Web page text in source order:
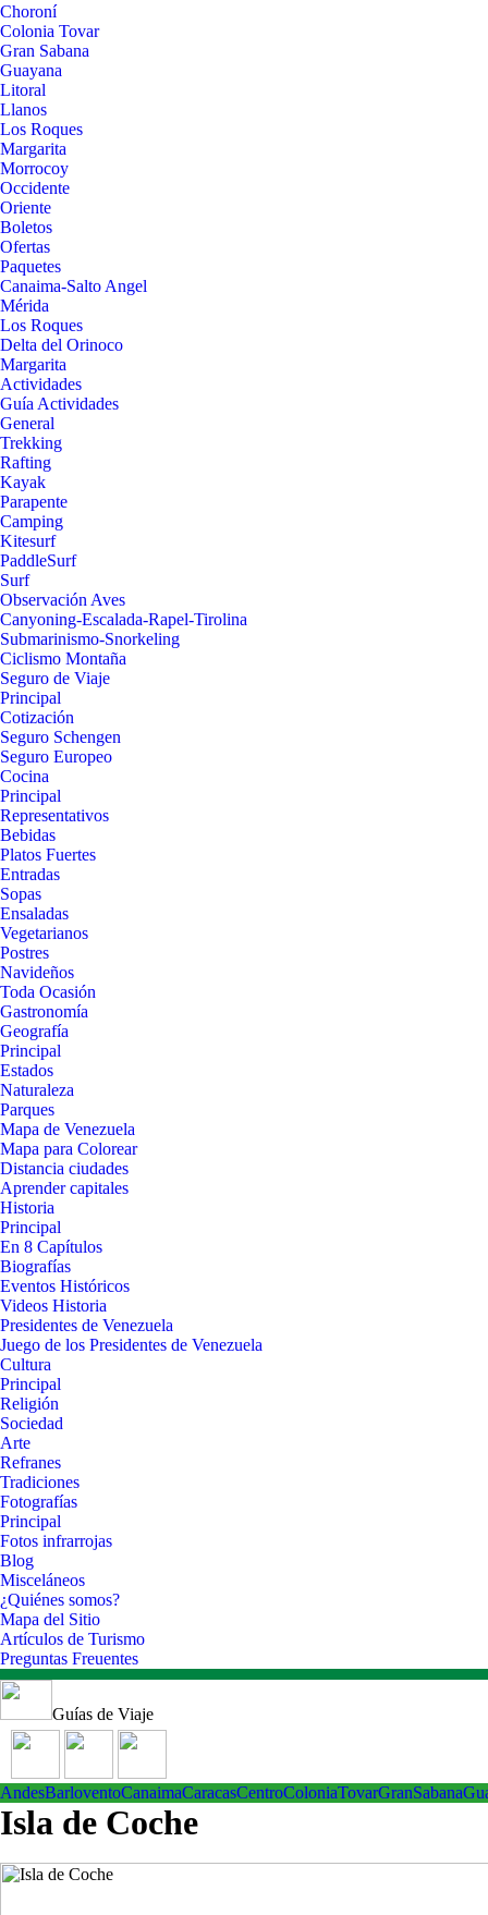
Choroní
Colonia Tovar
Gran Sabana
Guayana
Litoral
Llanos
Los Roques
Margarita
Morrocoy
Occidente
Oriente
Boletos
Ofertas
Paquetes
Canaima-Salto Angel
Mérida
Los Roques
Delta del Orinoco
Margarita
Actividades
Guía Actividades
General
Trekking
Rafting
Kayak
Parapente
Camping
Kitesurf
PaddleSurf
Surf
Observación Aves
Canyoning-Escalada-Rapel-Tirolina
Submarinismo-Snorkeling
Ciclismo Montaña
Seguro de Viaje
Principal
Cotización
Seguro Schengen
Seguro Europeo
Cocina
Principal
Representativos
Bebidas
Platos Fuertes
Entradas
Sopas
Ensaladas
Vegetarianos
Postres
Navideños
Toda Ocasión
Gastronomía
Geografía
Principal
Estados
Naturaleza
Parques
Mapa de Venezuela
Mapa para Colorear
Distancia ciudades
Aprender capitales
Historia
Principal
En 8 Capítulos
Biografías
Eventos Históricos
Videos Historia
Presidentes de Venezuela
Juego de los Presidentes de Venezuela
Cultura
Principal
Religión
Sociedad
Arte
Refranes
Tradiciones
Fotografías
Principal
Fotos infrarrojas
Blog
Misceláneos
¿Quiénes somos?
Mapa del Sitio
Artículos de Turismo
Preguntas Freuentes
Guías de Viaje
AndesBarloventoCanaimaCaracasCentroColoniaTovarGranSabana
Isla de Coche